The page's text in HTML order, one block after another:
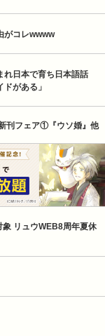
がコレwwww
れ日本で育ち日本語話
がある」
刊フェア①『ウソ婚』他
象 リュウWEB8周年夏休